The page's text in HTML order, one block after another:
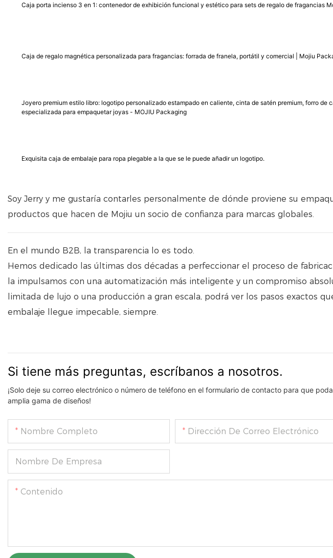
Caja porta incienso 3 en 1: contenedor de exhibición funcional y estético para sets de regalo de fragancias
Caja de regalo magnética personalizada para fragancias: forrada de franela, portátil y comercial | Mojiu
Joyero premium estilo libro: logotipo personalizado estampado en caliente, cinta de satén premium, forro de
especializada para empaquetar joyas - MOJIU Packaging
Exquisita caja de embalaje para ropa plegable a la que se le puede añadir un logotipo.
Soy Jerry y me gustaría contarles personalmente de dónde proviene su
productos que hacen de Mojiu un socio de confianza para marcas globales.
En el mundo B2B, la transparencia lo es todo.
Hemos dedicado las últimas dos décadas a perfeccionar el proceso de
la impulsamos con una automatización más inteligente y un compromiso
limitada de lujo o una producción a gran escala, podrá ver los pasos exactos
embalaje llegue impecable, siempre.
Si tiene más preguntas, escríbanos a nosotros.
¡Solo deje su correo electrónico o número de teléfono en el formulario de contacto para que
amplia gama de diseños!
Nombre Completo Dirección De Correo Electrónico
Nombre De Empresa
Contenido